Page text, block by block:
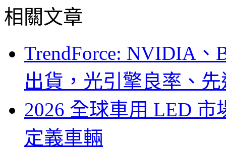
相關文章
TrendForce: NVIDIA、
出貨，光引擎良率、
2026 全球車用 LED
定義車輛